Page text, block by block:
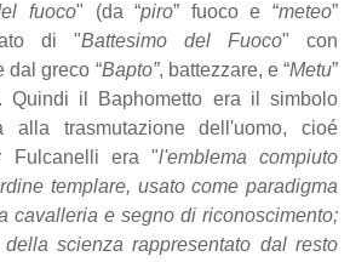
fuoco" (da “piro” fuoco e “meteo”
di "Battesimo del Fuoco" con
dal greco “Bapto”, battezzare, e “Metu”
Quindi il Baphometto era il simbolo
alla trasmutazione dell'uomo, cioé
Fulcanelli era "l'emblema compiuto
templare, usato come paradigma
cavalleria e segno di riconoscimento;
scienza rappresentato dal resto